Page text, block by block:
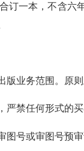
一本，不含六
务范围。原则
任何形式的买
号或审图号预审